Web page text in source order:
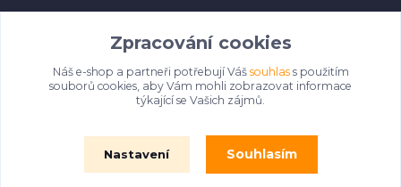
Manuálně pro Vás kontrolujeme každý produkt, přesto se může stát, že u
několika z nich je vyobrazen pouze obrázek informativního charakteru.
Omlouváme se, na úpravě databáze pilně pracujeme.
Zpracování cookies
Náš e-shop a partneři potřebují Váš souhlass použitím
souborů cookies, aby Vám mohli zobrazovat informace
týkající se Vašich zájmů.
Nastavení Souhlasím